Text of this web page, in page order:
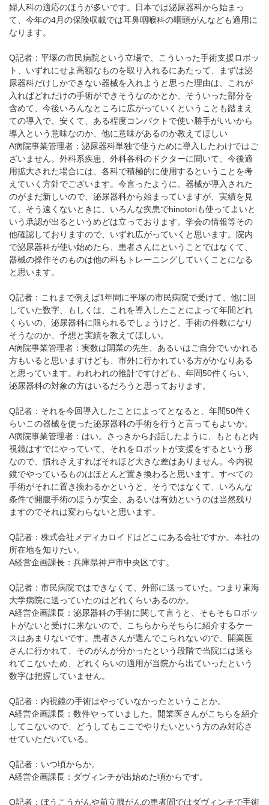
婦人科の適応のほうが多いです。日本では泌尿器科から始まっ
て、今年の4月の保険収載では耳鼻咽喉科の咽頭がんなども適用に
なります。
Q記者：平塚の市民病院という立場で、こういった手術支援ロボッ
ト、いずれにせよ高額なものを取り入れるにあたって、まずは泌
尿器科だけしかできない器械を入れようと思った理由は、これが
入ればどれだけの手術ができそうなのかとか、そういった部分を
含めて、今後いろんなところに広がっていくということも踏まえ
ての導入で、安くて、ある程度コンパクトで使い勝手がいいから
導入という意味なのか、他に意味があるのか教えてほしい
A病院事業管理者：泌尿器科単独で使うために導入したわけではご
ざいません。外科系疾患、外科各科のドクターに聞いて、今後適
用拡大された場合には、各科で積極的に使用するということを考
えていく方針でございます。今言ったように、器械が導入された
のがまだ新しいので、泌尿器科から始まっていますが、実績を見
て、そう遠くないときに、いろんな疾患でhinotoriも使ってよいと
いう承認が出るというめどは立っております。学会の情報等その
他確認しておりますので、いずれ広がっていくと思います。院内
で泌尿器科が使い始めたら、患者さんにということではなくて、
器械の操作そのものは他の科もトレーニングしていくことになる
と思います。
Q記者：これまで例えば1年間に平塚の市民病院で受けて、他に回
していた数字、もしくは、これを導入したことによって年間どれ
くらいの、泌尿器科に限られるでしょうけど、手術の件数になり
そうなのか、予想と実績を教えてほしい。
A病院事業管理者：実数は開業の先生、あるいはご自分でいかれる
方もいると思いますけども、市外に行かれている方がかなりある
と思っています。われわれの推計ですけども、年間50件くらい、
泌尿器科の対象の方はいるだろうと思っております。
Q記者：それを今回導入したことによってとなると、年間50件く
らいこの器械を使った泌尿器科の手術を行うと言ってもよいか。
A病院事業管理者：はい。さっきからお話したように、もともと内
視鏡はすでにやっていて、それをロボットが支援をするという形
なので、慣れさえすればそれほど大きな差はありません。今内視
鏡でやっているものはほとんど置き換わると思います。すべての
手術がそれに置き換わるかというと、そうではなくて、いろんな
条件で開腹手術のほうが安全、あるいは有効というのは当然残り
ますのでそれは変わらないと思います。
Q記者：株式会社メディカロイドはどこにある会社ですか。本社の
所在地を知りたい。
A経営企画課長：兵庫県神戸市中央区です。
Q記者：市民病院ではできなくて、外部に送っていた。つまり東海
大学病院に送っていたのはどれくらいあるのか。
A経営企画課長：泌尿器科の手術に関して言うと、そもそもロボッ
トがないと受けに来ないので、こちらからそちらに紹介するケー
スはあまりないです。患者さんが選んでこられないので、開業医
さんに行かれて、そのがんが分かったという段階で当院には送ら
れてこないため、どれくらいの適用が当院から出ていったという
数字は把握していません。
Q記者：内視鏡の手術はやっていなかったということか。
A経営企画課長：数件やっていました。開業医さんがこちらを紹介
してこないので、どうしてもここでやりたいという方のみ対応さ
せていただいている。
Q記者：いつ頃からか。
A経営企画課長：ダヴィンチが出始めた頃からです。
Q記者：ぼうこうがんや前立腺がんの患者間ではダヴィンチで手術